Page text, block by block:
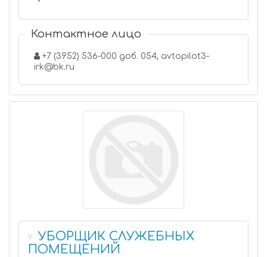
Контактное лицо
+7 (3952) 536-000 доб. 054, avtopilot3-
irk@bk.ru
9
УБОРЩИК СЛУЖЕБНЫХ
ПОМЕЩЕНИЙ